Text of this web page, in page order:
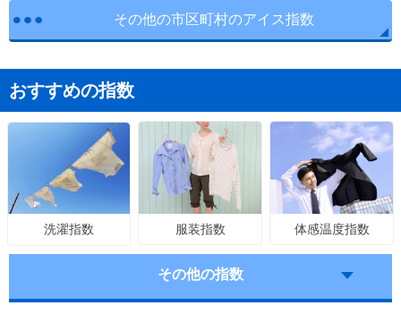
その他の市区町村のアイス指数
おすすめの指数
洗濯指数 服装指数 体感温度指数
その他の指数